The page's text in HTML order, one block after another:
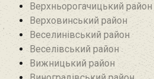
Верхньорогачицький район
Верховинський район
Веселинівський район‎
Веселівський район‎
Вижницький район